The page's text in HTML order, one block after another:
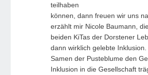
teilhaben
können, dann freuen wir uns
erzählt mir Nicole Baumann,
beiden KiTas der Dorstener
dann wirklich gelebte
Samen der Pusteblume den
Inklusion in die Gesellschaft